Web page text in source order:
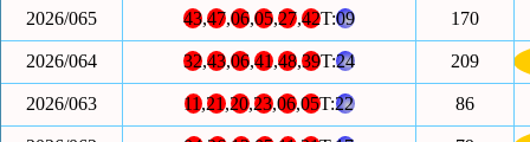
2026/065 43,47,06,05,27,42T:09 170
2026/064 32,43,06,41,48,39T:24 209
2026/063 11,21,20,23,06,05T:22 86